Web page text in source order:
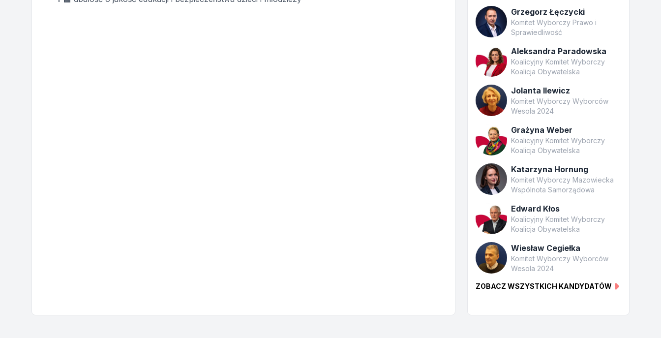
Grzegorz Łęczycki
Komitet Wyborczy Prawo i
Sprawiedliwość
Aleksandra Paradowska
Koalicyjny Komitet Wyborczy
Koalicja Obywatelska
Jolanta Ilewicz
Komitet Wyborczy Wyborców
Wesola 2024
Grażyna Weber
Koalicyjny Komitet Wyborczy
Koalicja Obywatelska
Katarzyna Hornung
Komitet Wyborczy Mazowiecka
Wspólnota Samorządowa
Edward Kłos
Koalicyjny Komitet Wyborczy
Koalicja Obywatelska
Wiesław Cegiełka
Komitet Wyborczy Wyborców
Wesola 2024
ZOBACZ WSZYSTKICH KANDYDATÓW